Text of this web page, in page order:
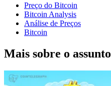
Preço do Bitcoin
Bitcoin Analysis
Análise de Preços
Bitcoin
Mais sobre o assunto